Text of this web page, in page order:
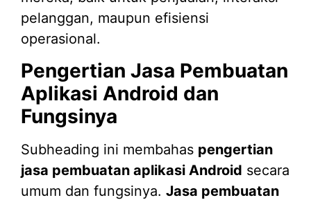
Pengertian Jasa Pembuatan
Aplikasi Android dan
Fungsinya
Subheading ini membahas pengertian
jasa pembuatan aplikasi Android secara
umum dan fungsinya. Jasa pembuatan